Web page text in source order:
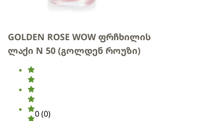
GOLDEN ROSE WOW ფრჩხილის
ლაქი N 50 (გოლდენ როუზი)
0(0)